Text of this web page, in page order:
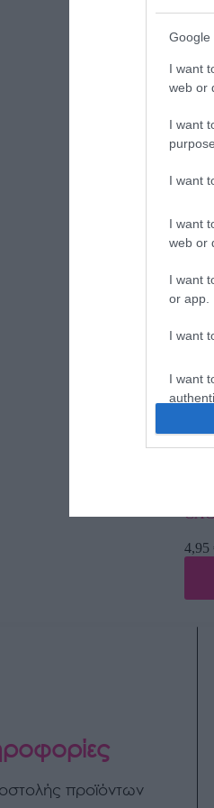
Google
I want
web or
I want
I want
I want
web or
I want
or app.
I want
I want
για
6,00
4,95
προϊόντων